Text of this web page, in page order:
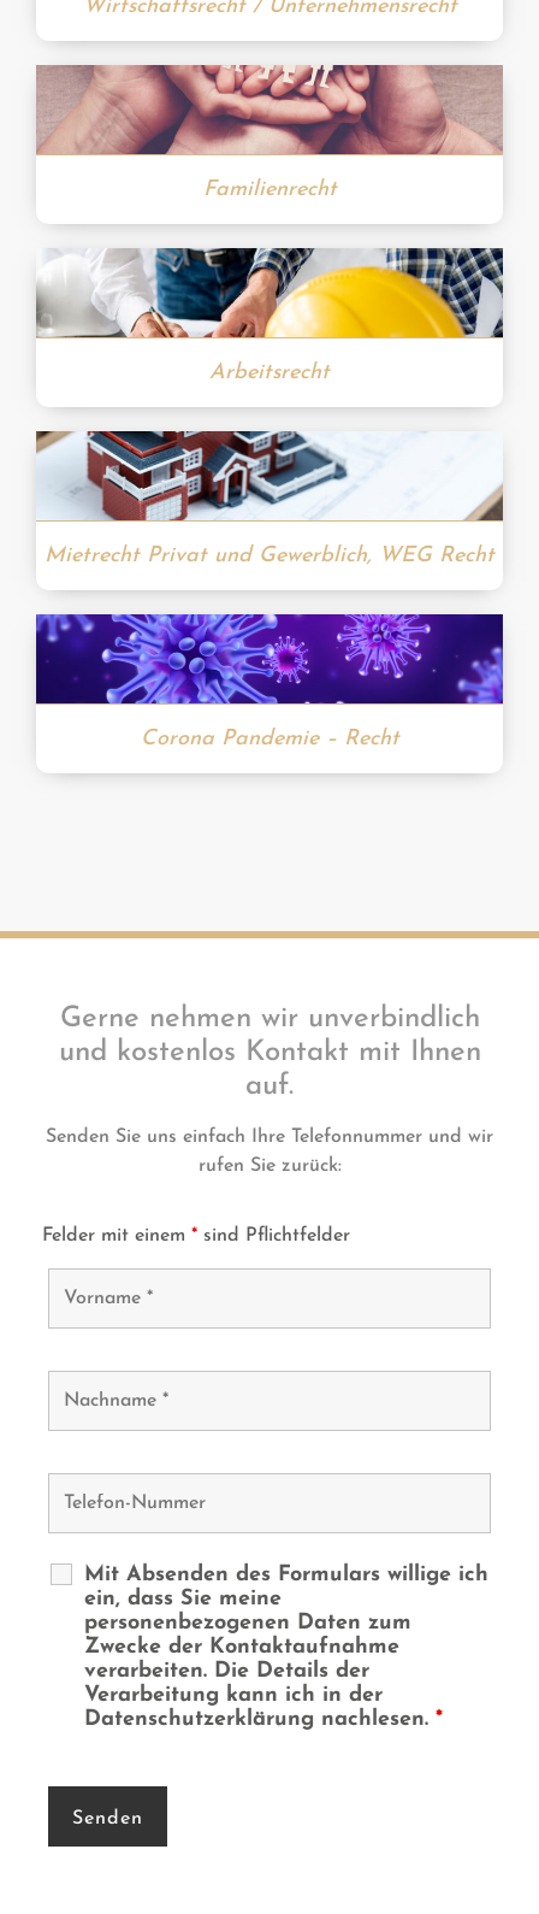
Wirtschaftsrecht / Unternehmensrecht
Familienrecht
Arbeitsrecht
Mietrecht Privat und Gewerblich, WEG Recht
Corona Pandemie – Recht
Gerne nehmen wir unverbindlich
und kostenlos Kontakt mit Ihnen
auf.
Senden Sie uns einfach Ihre Telefonnummer und wir
rufen Sie zurück:
Felder mit einem * sind Pflichtfelder
Mit Absenden des Formulars willige ich
ein, dass Sie meine
personenbezogenen Daten zum
Zwecke der Kontaktaufnahme
verarbeiten. Die Details der
Verarbeitung kann ich in der
Datenschutzerklärung nachlesen. *